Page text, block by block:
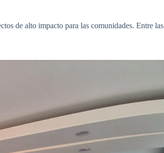
de alto impacto para las comunidades. Entre las